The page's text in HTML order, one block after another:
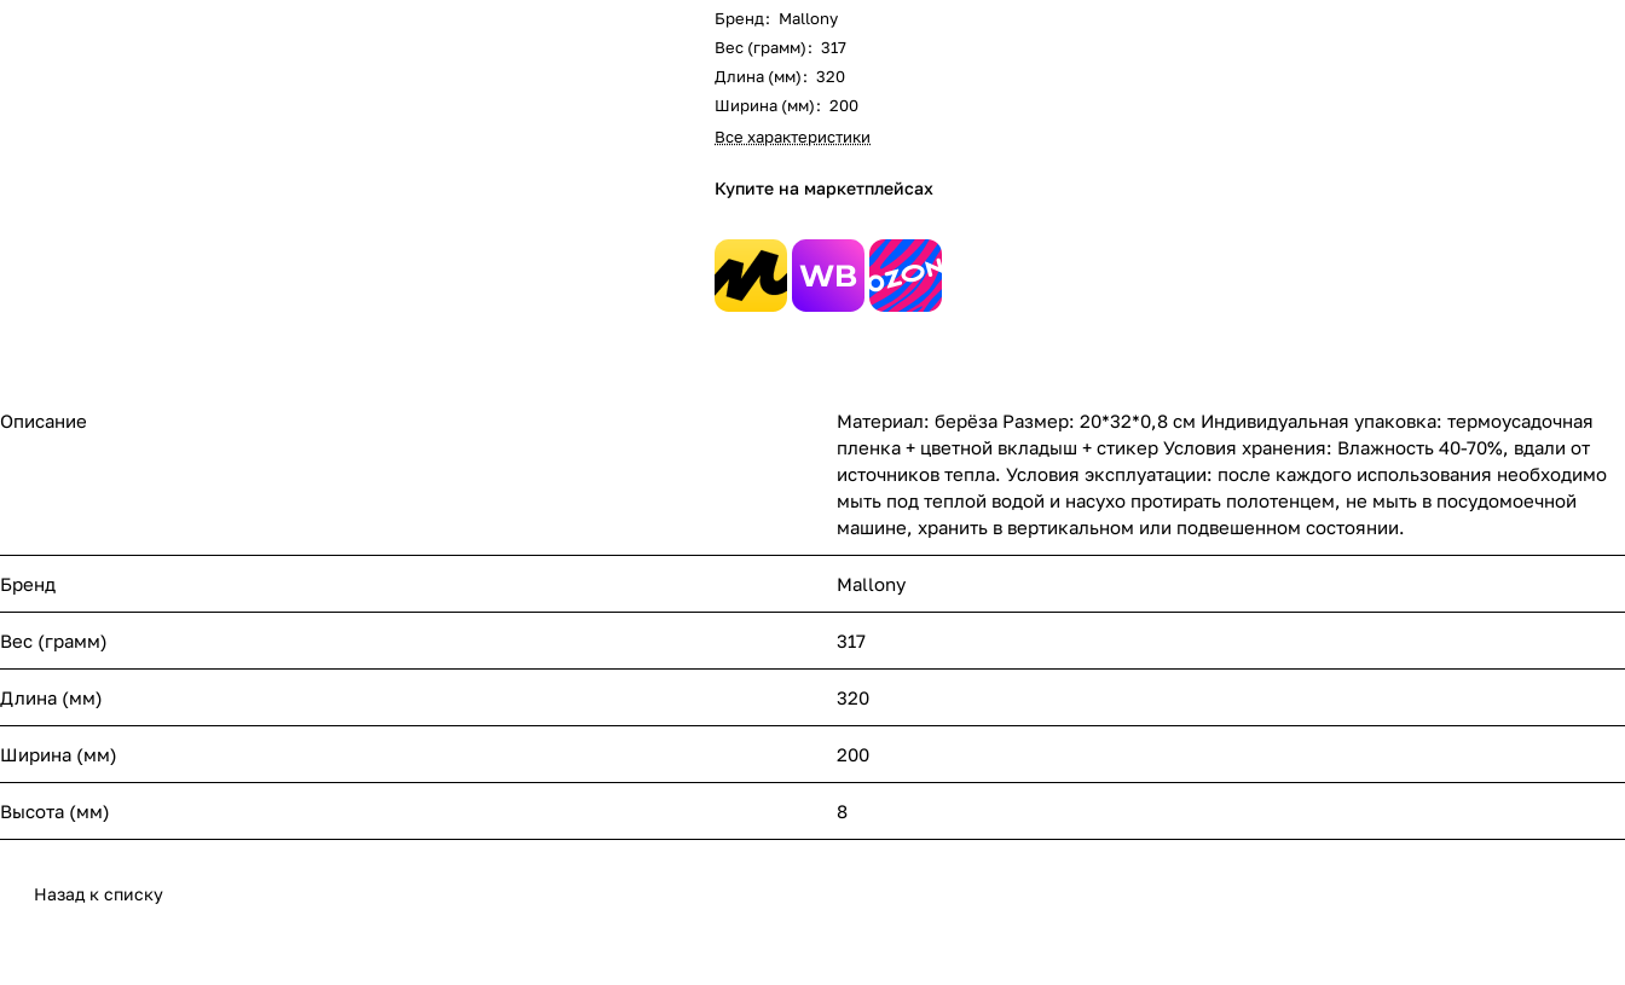
Бренд: Mallony
Вес (грамм): 317
Длина (мм): 320
Ширина (мм): 200
Все характеристики
Купите на маркетплейсах
Описание
Материал: берёза Размер: 20*32*0,8 см Индивидуальная упаковка: термоусадочная
пленка + цветной вкладыш + стикер Условия хранения: Влажность 40-70%, вдали от
источников тепла. Условия эксплуатации: после каждого использования необходимо
мыть под теплой водой и насухо протирать полотенцем, не мыть в посудомоечной
машине, хранить в вертикальном или подвешенном состоянии.
Бренд Mallony
Вес (грамм) 317
Длина (мм) 320
Ширина (мм) 200
Высота (мм) 8
Назад к списку